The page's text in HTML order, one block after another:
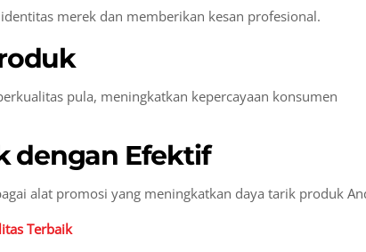
merek dan memberikan kesan profesional.
pula, meningkatkan kepercayaan konsumen
dengan Efektif
alat promosi yang meningkatkan daya tarik produk
Terbaik